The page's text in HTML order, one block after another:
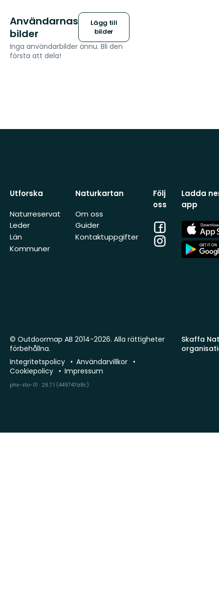
Användarnas
bilder
Lägg till
bilder
Inga användarbilder ännu. Bli den
första att dela!
Utforska
Naturreservat
Leder
Län
Kommuner
Naturkartan
Om oss
Guider
Kontaktuppgifter
Följ
oss
Facebook
Instagram
Ladda
app
App
Store
App
Store
Skaffa
© Outdoormap AB 2014-2026. Alla rättigheter
förbehållna.
Integritetspolicy
Användarvillkor
Cookiepolicy
Impressum
phx-sto-01 · 26.7.1 (449747a8c)